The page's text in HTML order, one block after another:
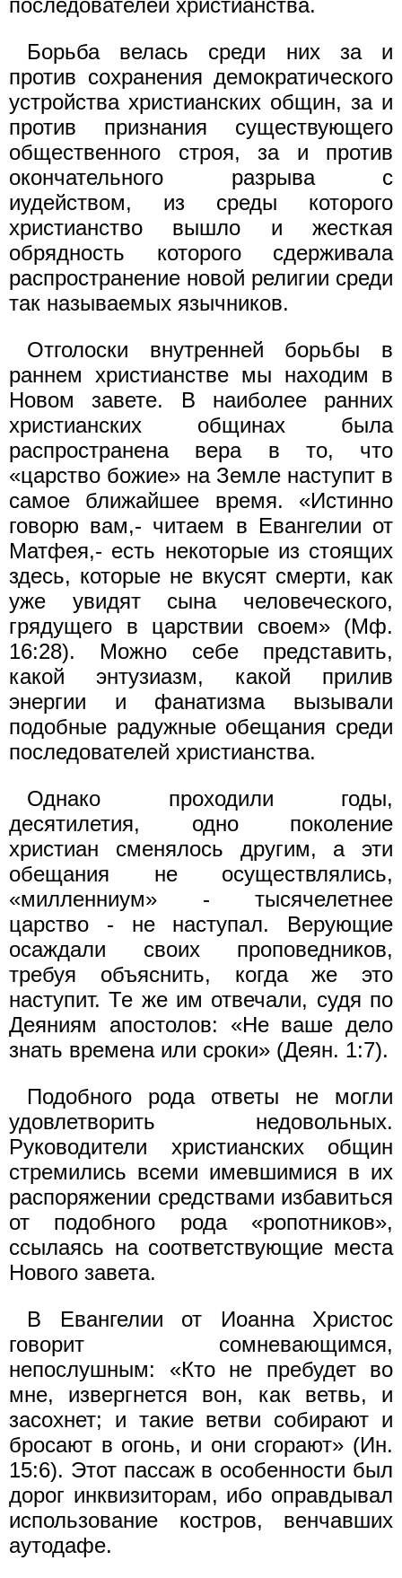
Борьба велась среди них за и
против сохранения демократического
устройства христианских общин, за и
против признания существующего
общественного строя, за и против
окончательного разрыва с
иудейством, из среды кото­рого
христианство вышло и жесткая
обрядность которого сдерживала
распространение новой религии среди
так называемых язычников.
Отголоски внутренней борьбы в
раннем христианстве мы находим в
Новом завете. В наиболее ранних
христианских общинах была
распространена вера в то, что
«царство божие» на Земле наступит в
самое ближайшее время. «Истинно
говорю вам,- читаем в Евангелии от
Матфея,- есть некоторые из стоящих
здесь, которые не вкусят смерти, как
уже увидят сына человеческого,
грядущего в царствии своем» (Мф.
16:28). Можно себе представить,
какой энтузиазм, какой прилив
энергии и фанатизма вызывали
подобные радужные обещания среди
последователей христианства.
Однако проходили годы,
десятилетия, одно поколение
христиан сменялось другим, а эти
обещания не осуществлялись,
«милленниум» - тысячелетнее
царство - не наступал. Верующие
осаждали своих проповедников,
требуя объяснить, когда же это
наступит. Те же им отве­чали, судя по
Деяниям апостолов: «Не ваше дело
знать времена или сроки» (Деян. 1:7).
Подобного рода ответы не могли
удовлетворить недовольных.
Руководители христианских общин
стремились всеми имевшимися в их
распоряжении средствами избавиться
от подобного рода «ропотников»,
ссылаясь на соответствующие места
Нового завета.
В Евангелии от Иоанна Христос
говорит сомневающимся,
непослушным: «Кто не пребудет во
мне, извергнется вон, как ветвь, и
засохнет; и такие ветви собирают и
бросают в огонь, и они сгорают» (Ин.
15:6). Этот пассаж в особенности был
дорог инквизиторам, ибо оправдывал
использование костров, венчавших
аутодафе.